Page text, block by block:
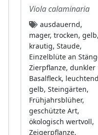
Viola calaminaria
ausdauernd,
mager, trocken, gelb,
krautig, Staude,
Einzelblüte an
Zierpflanze, dunkler
Basalfleck, leuchtend
gelb, Steingärten,
Frühjahrsblüher,
geschützte Art,
ökologisch wertvoll,
Zeigerpflanze,